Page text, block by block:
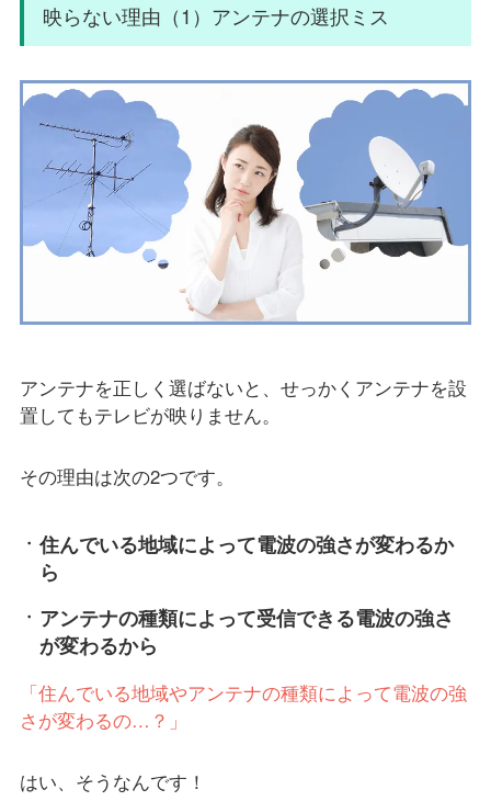
映らない理由（1）アンテナの選択ミス
アンテナを正しく選ばないと、せっかくアンテナを設
置してもテレビが映りません。
その理由は次の2つです。
住んでいる地域によって電波の強さが変わるか
ら
アンテナの種類によって受信できる電波の強さ
が変わるから
「住んでいる地域やアンテナの種類によって電波の強
さが変わるの…？」
はい、そうなんです！